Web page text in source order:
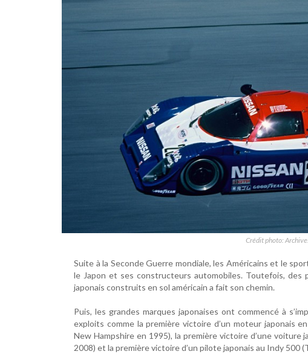
Crédit photo:
Suite à la Seconde Guerre mondiale, les Américains et le
le Japon et ses constructeurs automobiles. Toutefois,
japonais construits en sol américain a fait son chemin.
Puis, les grandes marques japonaises ont commencé à
exploits comme la première victoire d’un moteur japonais
New Hampshire en 1995), la première victoire d’une voiture
2008) et la première victoire d’un pilote japonais au Indy 500